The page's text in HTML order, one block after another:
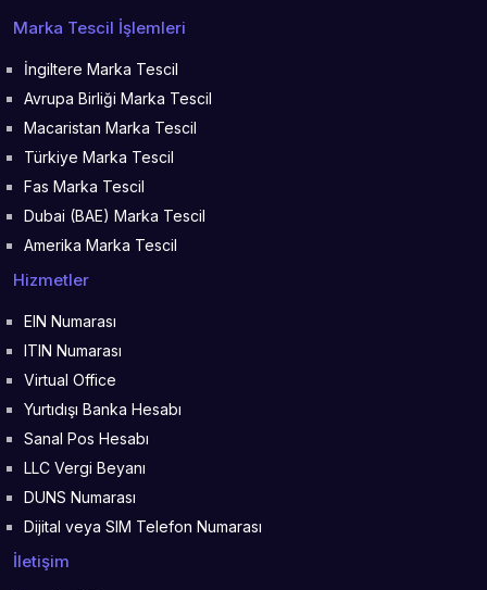
Marka Tescil İşlemleri
İngiltere Marka Tescil
Avrupa Birliği Marka Tescil
Macaristan Marka Tescil
Türkiye Marka Tescil
Fas Marka Tescil
Dubai (BAE) Marka Tescil
Amerika Marka Tescil
Hizmetler
EIN Numarası
ITIN Numarası
Virtual Office
Yurtıdışı Banka Hesabı
Sanal Pos Hesabı
LLC Vergi Beyanı
DUNS Numarası
Dijital veya SIM Telefon Numarası
İletişim